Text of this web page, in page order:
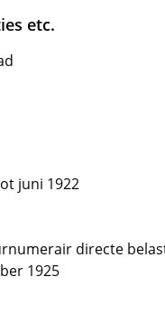
etc.
juni 1922
directe
1925